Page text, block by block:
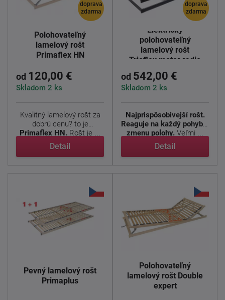
doprava
zdarma
Polohovateľný
lamelový rošt
Primaflex HN
od 120,00 €
Skladom 2 ks
Kvalitný lamelový rošt za
dobrú cenu? to je
Primaflex HN. Rošt je ...
Detail
doprava
zdarma
Elektricky
polohovateľný
lamelový rošt
Trioflex motor radio
od 542,00 €
Skladom 2 ks
Najprispôsobivejší rošt.
Reaguje na každý pohyb a
zmenu polohy. Veľmi ...
Detail
Pevný lamelový rošt
Primaplus
Polohovateľný
lamelový rošt Double
expert